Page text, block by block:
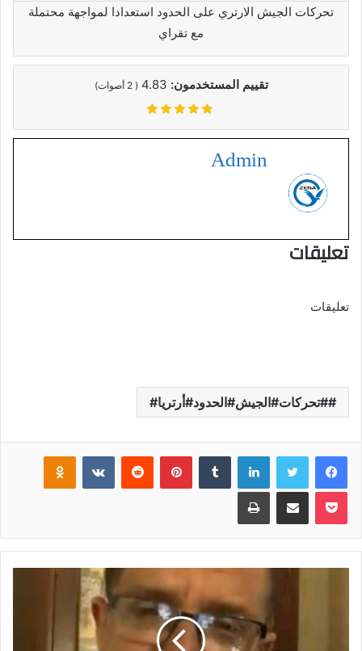
تحركات الجيش الارتري على الحدود استعدادا لمواجهة محتملة
مع تقراي
تقييم المستخدمون: 4.83
(
2 أصوات)
Admin
تعليقات
تعليقات
#تحركات#الجيش#الحدود#أرتريا#
فيسبوك لينكدإن بينتيريست
بوكيت